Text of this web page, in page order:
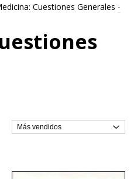
Cuestiones Generales -